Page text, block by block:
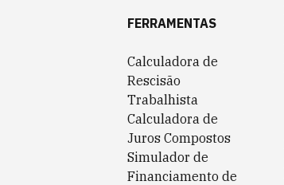
FERRAMENTAS
Calculadora de
Rescisão
Trabalhista
Calculadora de
Juros Compostos
Simulador de
Financiamento de